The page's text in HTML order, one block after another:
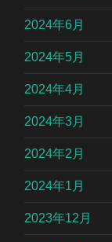
2024年6月
2024年5月
2024年4月
2024年3月
2024年2月
2024年1月
2023年12月